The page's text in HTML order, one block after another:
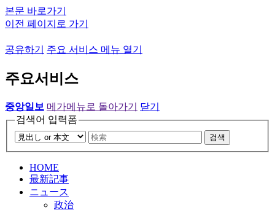
본문 바로가기
이전 페이지로 가기
공유하기 주요 서비스 메뉴 열기
주요서비스
중앙일보 메가메뉴로 돌아가기
닫기
검색어 입력폼
검색
HOME
最新記事
ニュース
政治